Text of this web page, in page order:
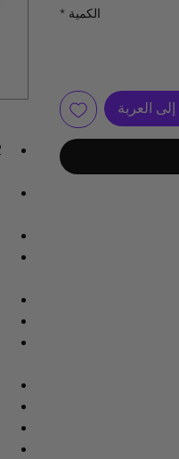
الكمية *
العربة